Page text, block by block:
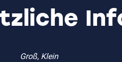
Groß, Klein